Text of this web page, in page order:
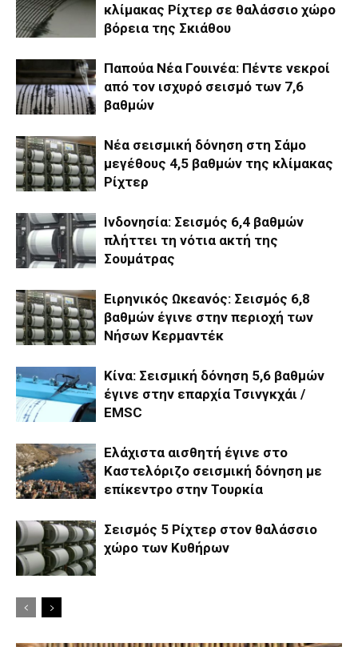
κλίμακας Ρίχτερ σε θαλάσσιο χώρο
βόρεια της Σκιάθου
Παπούα Νέα Γουινέα: Πέντε νεκροί
από τον ισχυρό σεισμό των 7,6
βαθμών
Νέα σεισμική δόνηση στη Σάμο
μεγέθους 4,5 βαθμών της κλίμακας
Ρίχτερ
Ινδονησία: Σεισμός 6,4 βαθμών
πλήττει τη νότια ακτή της
Σουμάτρας
Ειρηνικός Ωκεανός: Σεισμός 6,8
βαθμών έγινε στην περιοχή των
Νήσων Κερμαντέκ
Κίνα: Σεισμική δόνηση 5,6 βαθμών
έγινε στην επαρχία Τσινγκχάι /
EMSC
Ελάχιστα αισθητή έγινε στο
Καστελόριζο σεισμική δόνηση με
επίκεντρο στην Τουρκία
Σεισμός 5 Ρίχτερ στον θαλάσσιο
χώρο των Κυθήρων